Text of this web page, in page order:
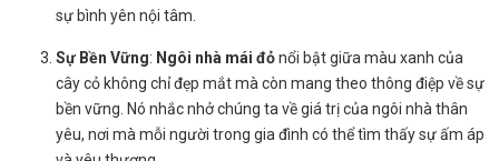
sự bình yên nội tâm.
Sự Bền Vững: Ngôi nhà mái đỏnổi bật giữa màu xanh của
cây cỏ không chỉ đẹp mắt mà còn mang theo thông điệp về sự
bền vững. Nó nhắc nhở chúng ta về giá trị của ngôi nhà thân
yêu, nơi mà mỗi người trong gia đình có thể tìm thấy sự ấm áp